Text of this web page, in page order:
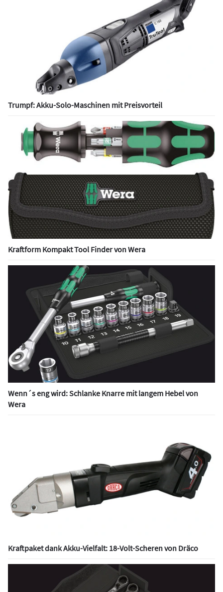
Trumpf: Akku-Solo-Maschinen mit Preisvorteil
Kraftform Kompakt Tool Finder von Wera
Wenn´s eng wird: Schlanke Knarre mit langem Hebel von
Wera
Kraftpaket dank Akku-Vielfalt: 18-Volt-Scheren von Dräco